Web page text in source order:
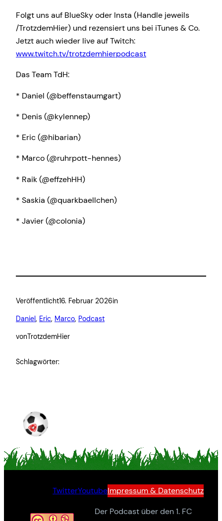
Folgt uns auf BlueSky oder Insta (Handle jeweils
/TrotzdemHier) und rezensiert uns bei iTunes & Co.
Jetzt auch wieder live auf Twitch:
www.twitch.tv/trotzdemhierpodcast
Das Team TdH:
* Daniel (@beffenstaumgart)
* Denis (@kylennep)
* Eric (@hibarian)
* Marco (@ruhrpott-hennes)
* Raik (@effzehHH)
* Saskia (@quarkbaellchen)
* Javier (@colonia)
Veröffentlicht16. Februar 2026in
Daniel, Eric, Marco, Podcast
vonTrotzdemHier
Schlagwörter:
TwitterYoutubeImpressum & Datenschutz
Der Podcast über den 1. FC